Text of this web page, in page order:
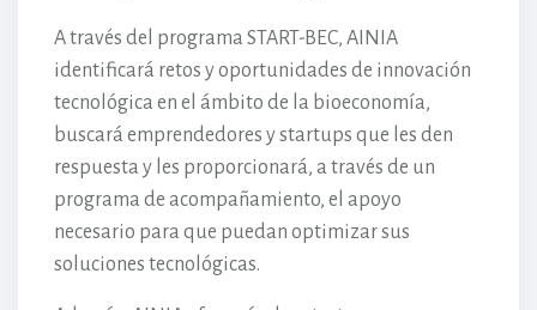
A través del programa START-BEC, AINIA
identificará retos y oportunidades de innovación
tecnológica en el ámbito de la bioeconomía,
buscará emprendedores y startups que les den
respuesta y les proporcionará, a través de un
programa de acompañamiento, el apoyo
necesario para que puedan optimizar sus
soluciones tecnológicas.